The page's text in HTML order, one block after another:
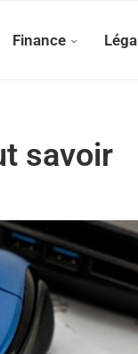
Finance Légal
savoir